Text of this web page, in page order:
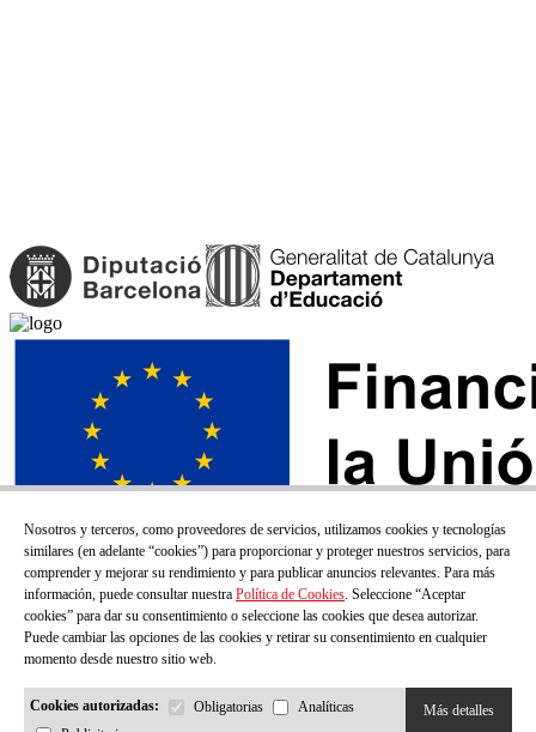
Nosotros y terceros, como proveedores de servicios, utilizamos cookies y tecnologías
similares (en adelante “cookies”) para proporcionar y proteger nuestros servicios, para
comprender y mejorar su rendimiento y para publicar anuncios relevantes. Para más
información, puede consultar nuestra Política de Cookies. Seleccione “Aceptar
cookies” para dar su consentimiento o seleccione las cookies que desea autorizar.
Puede cambiar las opciones de las cookies y retirar su consentimiento en cualquier
momento desde nuestro sitio web.
Cookies autorizadas: Obligatorias
Analíticas
Más detalles